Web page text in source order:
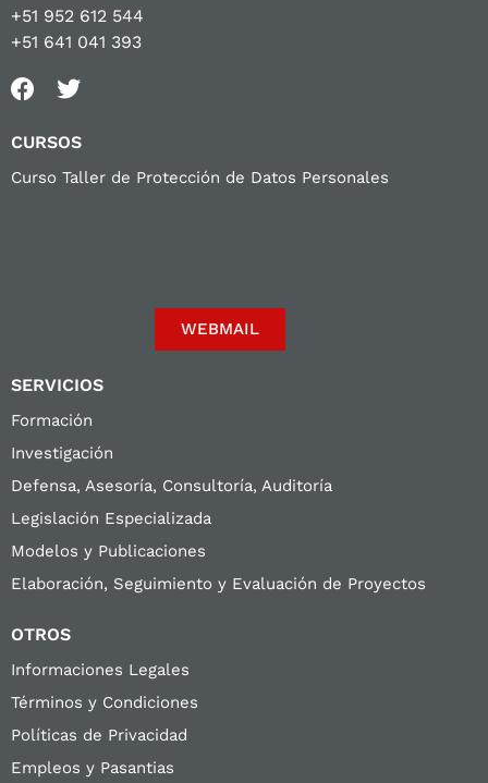
+51 952 612 544
+51 641 041 393
CURSOS
Curso Taller de Protección de Datos Personales
WEBMAIL
SERVICIOS
Formación
Investigación
Defensa, Asesoría, Consultoría, Auditoría
Legislación Especializada
Modelos y Publicaciones
Elaboración, Seguimiento y Evaluación de Proyectos
OTROS
Informaciones Legales
Términos y Condiciones
Políticas de Privacidad
Empleos y Pasantias